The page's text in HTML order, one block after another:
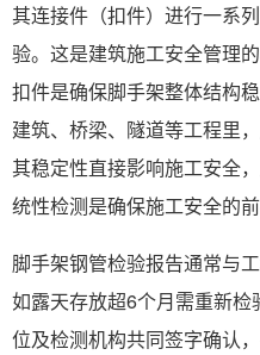
其连接件（扣件）进行一系
验。这是建筑施工安全管理
扣件是确保脚手架整体结构
建筑、桥梁、隧道等工程里
其稳定性直接影响施工安全
统性检测是确保施工安全的前
脚手架钢管检验报告通常与
如露天存放超6个月需重新
位及检测机构共同签字确认